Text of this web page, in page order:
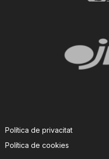
Política de privacitat
Política de cookies